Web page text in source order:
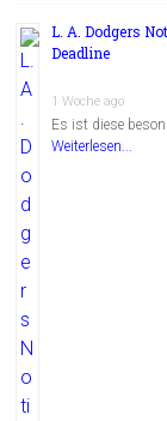
L. A. Dodgers
Deadline
1 Woche ago
Es ist diese
Weiterlesen...